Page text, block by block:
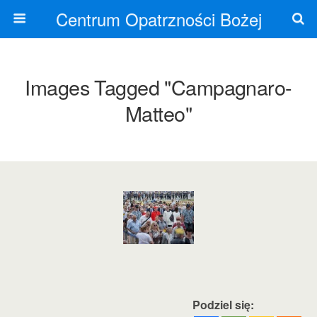
Centrum Opatrzności Bożej
Images Tagged "campagnaro-
Matteo"
Podziel się: